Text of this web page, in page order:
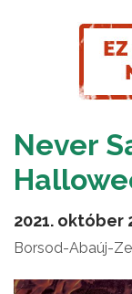
Never
2021. október
Borsod-Abaúj-